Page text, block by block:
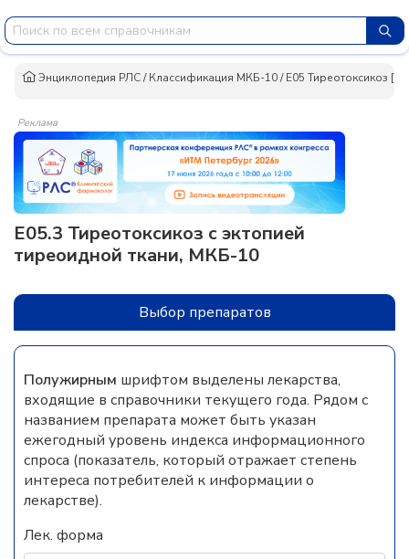
Энциклопедия РЛС/Классификация МКБ-10/E05 Тиреотоксикоз
Реклама
E05.3 Тиреотоксикоз с эктопией
тиреоидной ткани, МКБ-10
Выбор препаратов
Полужирным шрифтом выделены лекарства,
входящие в справочники текущего года. Рядом с
названием препарата может быть указан
ежегодный уровень индекса информационного
спроса (показатель, который отражает степень
интереса потребителей к информации о
лекарстве).
Лек. форма